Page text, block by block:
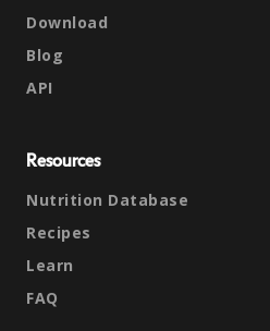
Download
Blog
API
Resources
Nutrition Database
Recipes
Learn
FAQ